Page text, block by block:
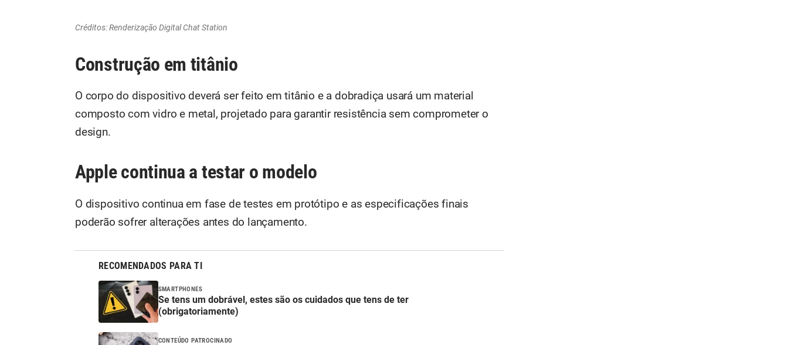
Créditos: Renderização Digital Chat Station
Construção em titânio
O corpo do dispositivo deverá ser feito em titânio e a dobradiça usará um material
composto com vidro e metal, projetado para garantir resistência sem comprometer o
design.
Apple continua a testar o modelo
O dispositivo continua em fase de testes em protótipo e as especificações finais
poderão sofrer alterações antes do lançamento.
RECOMENDADOS PARA TI
SMARTPHONES
Se tens um dobrável, estes são os cuidados que tens de ter
(obrigatoriamente)
CONTEÚDO PATROCINADO